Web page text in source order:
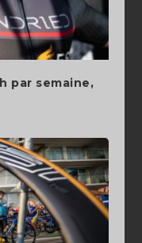
par semaine,